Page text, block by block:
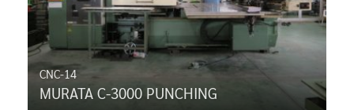
CNC-14
MURATA C-3000 PUNCHING